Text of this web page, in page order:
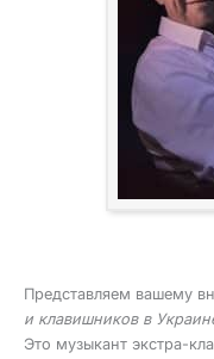
Представляем вашему
и клавишников в
Это музыкант экстра-